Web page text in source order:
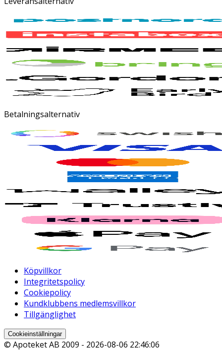
Betalningsalternativ
Köpvillkor
Integritetspolicy
Cookiepolicy
Kundklubbens medlemsvillkor
Tillgänglighet
Cookieinställningar
© Apoteket AB 2009 - 2026-08-06 22:46:06